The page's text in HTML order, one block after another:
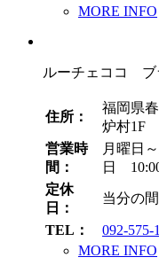
MORE INFO
ルーチェココ ブ
住所：
福岡県
炉村1F
営業時
間：
月曜日
日
定休
日：
当分の
TEL：
092-575-
MORE INFO